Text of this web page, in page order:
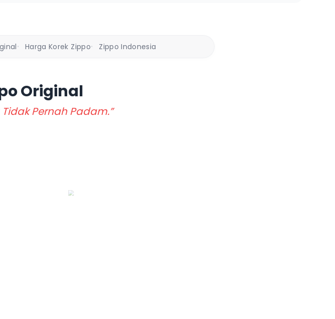
• Harga Korek Zippo• Zippo Indonesia
Original
Pernah Padam.”